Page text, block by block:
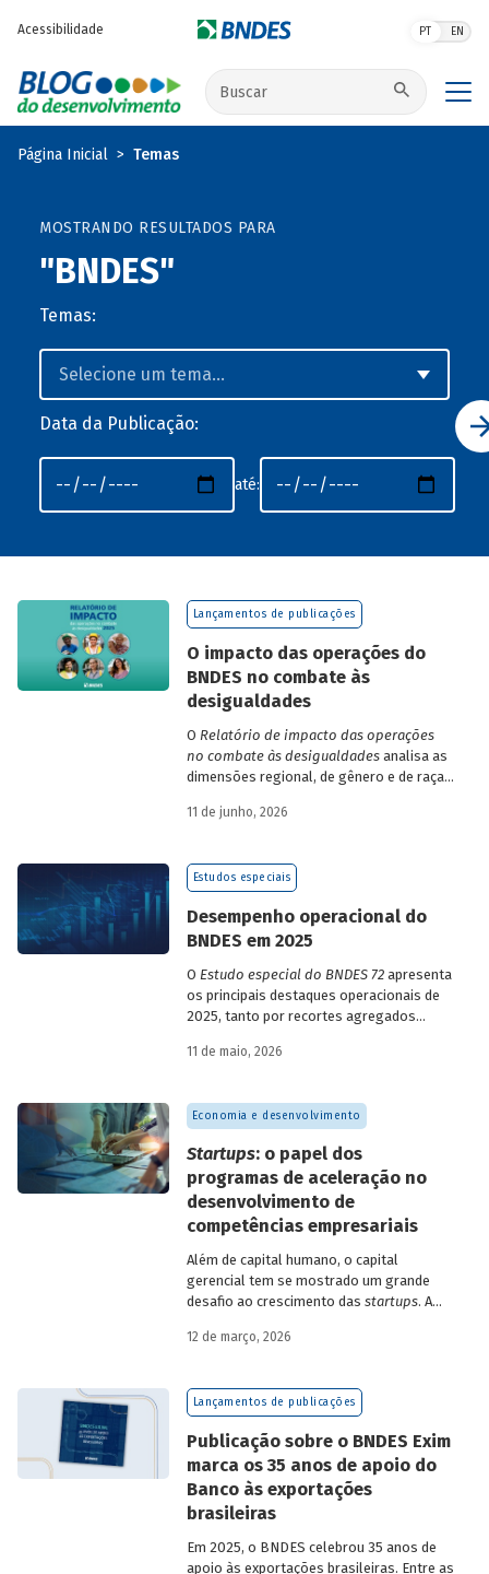
Acessibilidade PT EN
Buscar no site
Página Inicial Temas
MOSTRANDO RESULTADOS PARA
"BNDES"
Temas:
Data da Publicação:
até:
Lançamentos de publicações
O impacto das operações do
BNDES no combate às
desigualdades
O Relatório de impacto das operações
no combate às desigualdadesanalisa as
dimensões regional, de gênero e de raça,
desigualdade de renda no Brasil, no
BNDES.
11 de junho, 2026
Estudos especiais
Desempenho operacional do
BNDES em 2025
O Estudo especial do BNDES 72 apresenta
os principais destaques operacionais de
2025, tanto por recortes agregados
específicas do Banco.
11 de maio, 2026
Economia e desenvolvimento
Startups: o papel dos
programas de aceleração no
desenvolvimento de
competências empresariais
Além de capital humano, o capital
gerencial tem se mostrado um grande
desafio ao crescimento das startups. A
como programas de aceleração têm
desafio.
12 de março, 2026
Lançamentos de publicações
Publicação sobre o BNDES Exim
marca os 35 anos de apoio do
Banco às exportações
brasileiras
Em 2025, o BNDES celebrou 35 anos de
apoio às exportações brasileiras. Entre as